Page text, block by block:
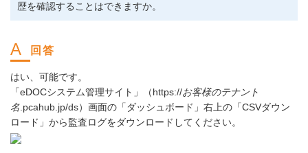
歴を確認することはできますか。
はい、可能です。
「eDOCシステム管理サイト」（https://お客様のテナント
名.pcahub.jp/ds）画面の「ダッシュボード」右上の「CSVダウン
ロード」から監査ログをダウンロードしてください。